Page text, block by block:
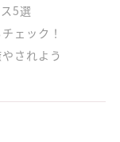
5選
ェック！
されよう